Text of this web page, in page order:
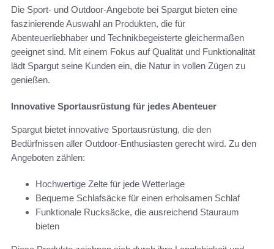
Die Sport- und Outdoor-Angebote bei Spargut bieten eine
faszinierende Auswahl an Produkten, die für
Abenteuerliebhaber und Technikbegeisterte gleichermaßen
geeignet sind. Mit einem Fokus auf Qualität und Funktionalität
lädt Spargut seine Kunden ein, die Natur in vollen Zügen zu
genießen.
Innovative Sportausrüstung für jedes Abenteuer
Spargut bietet innovative Sportausrüstung, die den
Bedürfnissen aller Outdoor-Enthusiasten gerecht wird. Zu den
Angeboten zählen:
Hochwertige Zelte für jede Wetterlage
Bequeme Schlafsäcke für einen erholsamen Schlaf
Funktionale Rucksäcke, die ausreichend Stauraum
bieten